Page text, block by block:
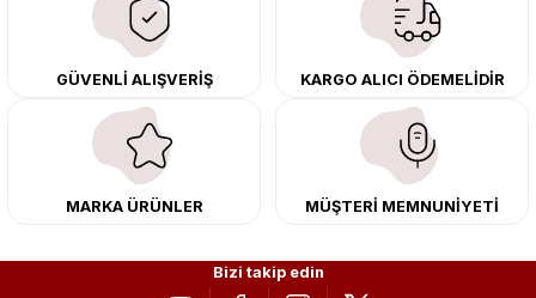
tasarımını ve aerodinamisini üst seviyeye taşıyabilirsiniz.
Tüm ürünlerimiz orijinal, dayanıklı ve uzun ömürlüdür. İstanbul’daki montaj
merkezimizde profesyonel montaj yapıyor, Türkiye’nin her yerine güvenli
kargo ile teslimat gerçekleştiriyoruz. Aracınıza değer katmak için doğru
adres: Egzoz Sepeti.
GÜVENLİ ALIŞVERİŞ KARGO ALICI ÖDEMELİDİR
MARKA ÜRÜNLER MÜŞTERİ MEMNUNİYETİ
Bizi takip edin